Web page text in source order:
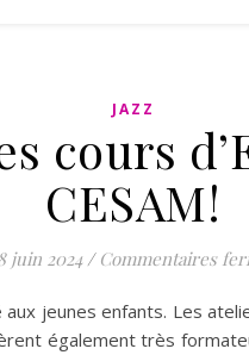
JAZZ
cours
CESAM!
juin 2024 / Commentaires
jeunes enfants. Les
également très